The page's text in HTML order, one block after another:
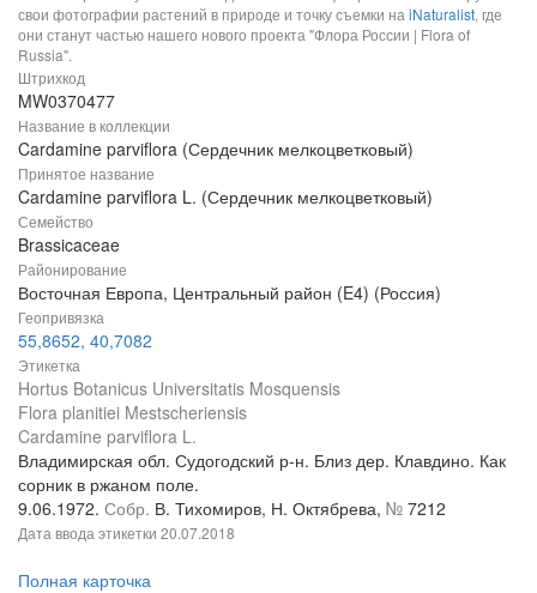
свои фотографии растений в природе и точку съемки на iNaturalist, где
они станут частью нашего нового проекта "Флора России | Flora of
Russia".
Штрихкод
MW0370477
Название в коллекции
Cardamine parviflora (Сердечник мелкоцветковый)
Принятое название
Cardamine parviflora L. (Сердечник мелкоцветковый)
Семейство
Brassicaceae
Районирование
Восточная Европа, Центральный район (E4) (Россия)
Геопривязка
55,8652, 40,7082
Этикетка
Hortus Botanicus Universitatis Mosquensis
Flora planitiei Mestscheriensis
Cardamine parviflora L.
Владимирская обл. Судогодский р-н. Близ дер. Клавдино. Как
сорник в ржаном поле.
9.06.1972. Собр. В. Тихомиров, Н. Октябрева, № 7212
Дата ввода этикетки 20.07.2018
Полная карточка